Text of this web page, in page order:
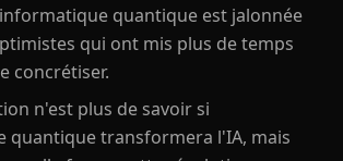
quantique est jalonnée
qui ont mis plus de temps
concrétiser.
n'est plus de savoir si
quantique transformera l'IA, mais